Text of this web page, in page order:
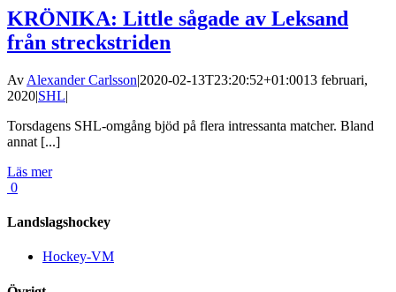
KRÖNIKA: Little sågade av Leksand
från streckstriden
Av Alexander Carlsson|2020-02-13T23:20:52+01:0013 februari,
2020|SHL|
Torsdagens SHL-omgång bjöd på flera intressanta matcher. Bland
annat [...]
Läs mer
0
Landslagshockey
Hockey-VM